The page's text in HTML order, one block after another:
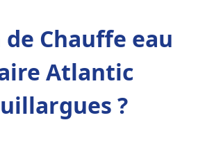
de Chauffe eau
Atlantic
?